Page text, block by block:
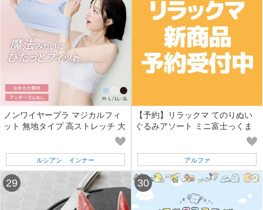
ノンワイヤーブラ マジカルフィ
ット 無地タイプ 高ストレッチ 大
ルシアン インナー
【予約】リラックマ てのりぬい
ぐるみアソート ミニ富士っくま
アルファ